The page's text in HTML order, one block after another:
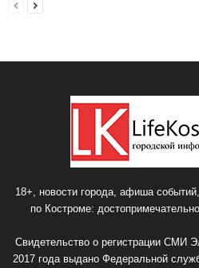
18+, новости города, афиша
по Костроме:
Свидетельство о регистрации СМИ
2017 года выдано Федеральной